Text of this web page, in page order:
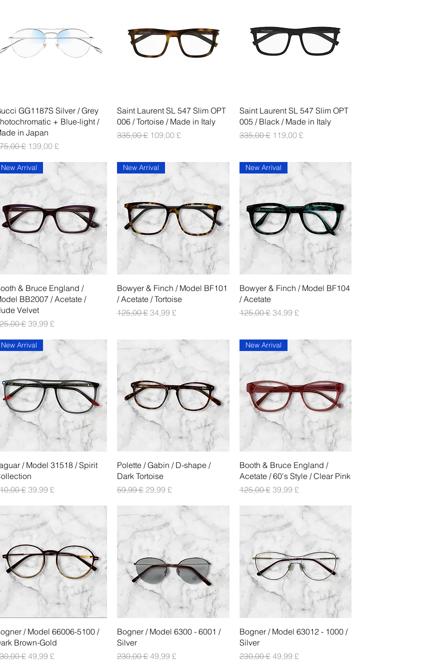
Vista rapida
GG1187S Silver / Grey
+ Blue-light /
in Japan
regolare
£ Prezzo scontato
139,00 £
Vista rapida
Saint Laurent SL 547 Slim OPT
006 / Tortoise / Made in Italy
Prezzo regolare
335,00 £ Prezzo scontato
109,00 £
Vista rapida
Saint Laurent SL 547 Slim OPT
005 / Black / Made in Italy
Prezzo regolare
335,00 £ Prezzo scontato
119,00 £
Vista rapida
New Arrival
& Bruce England /
BB2007 / Acetate /
Velvet
regolare
£ Prezzo scontato
39,99 £
Vista rapida
New Arrival
Bowyer & Finch / Model BF101
/ Acetate / Tortoise
Prezzo regolare
125,00 £ Prezzo scontato
34,99 £
Vista rapida
New Arrival
Bowyer & Finch / Model BF104
/ Acetate
Prezzo regolare
125,00 £ Prezzo scontato
34,99 £
Vista rapida
New Arrival
/ Model 31518 / Spirit
regolare
£ Prezzo scontato
39,99 £
Vista rapida
Polette / Gabin / D-shape /
Dark Tortoise
Prezzo regolare
59,99 £ Prezzo scontato
29,99 £
Vista rapida
New Arrival
Booth & Bruce England /
Acetate / 60's Style / Clear Pink
Prezzo regolare
125,00 £ Prezzo scontato
39,99 £
Vista rapida
/ Model 66006-5100 /
Brown-Gold
regolare
£ Prezzo scontato
49,99 £
Vista rapida
Bogner / Model 6300 - 6001 /
Silver
Prezzo regolare
230,00 £ Prezzo scontato
49,99 £
Vista rapida
Bogner / Model 63012 - 1000 /
Silver
Prezzo regolare
230,00 £ Prezzo scontato
49,99 £